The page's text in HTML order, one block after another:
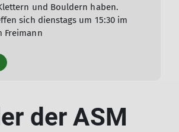
und Bouldern haben.
sich dienstags um 15:30 im
Freimann
der ASM